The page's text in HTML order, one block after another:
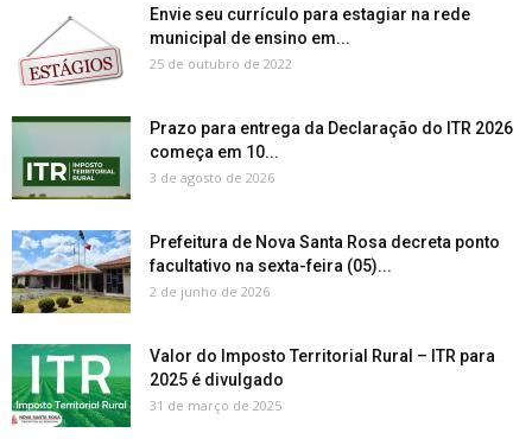
Envie seu currículo para estagiar na rede
municipal de ensino em...
25 de outubro de 2022
Prazo para entrega da Declaração do ITR 2026
começa em 10...
3 de agosto de 2026
Prefeitura de Nova Santa Rosa decreta ponto
facultativo na sexta-feira (05)...
2 de junho de 2026
Valor do Imposto Territorial Rural – ITR para
2025 é divulgado
31 de março de 2025